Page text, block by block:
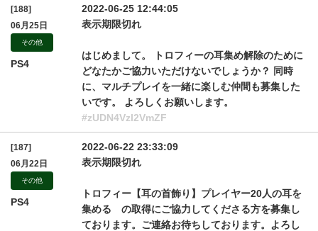
[188]
06月25日
その他
PS4
2022-06-25 12:44:05
表示期限切れ
はじめまして。 トロフィーの耳集め解除のために
どなたかご協力いただけないでしょうか？ 同時
に、マルチプレイを一緒に楽しむ仲間も募集した
いです。 よろしくお願いします。
#zUDN4Vzl2VmZF
[187]
06月22日
その他
PS4
2022-06-22 23:33:09
表示期限切れ
トロフィー【耳の首飾り】プレイヤー20人の耳を
集める の取得にご協力してくださる方を募集し
ております。ご連絡お待ちしております。よろし